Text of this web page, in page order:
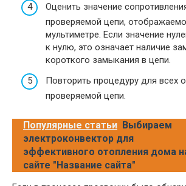
Оценить значение
проверяемой цепи,
мультиметре. Если значение
к нулю, это означает наличие
короткого замыкания в цепи.
Повторить процедуру для всех
проверяемой цепи.
Популярные статьи Выбираем
электроконвектор для
эффективного отопления дома
сайте "Название сайта"